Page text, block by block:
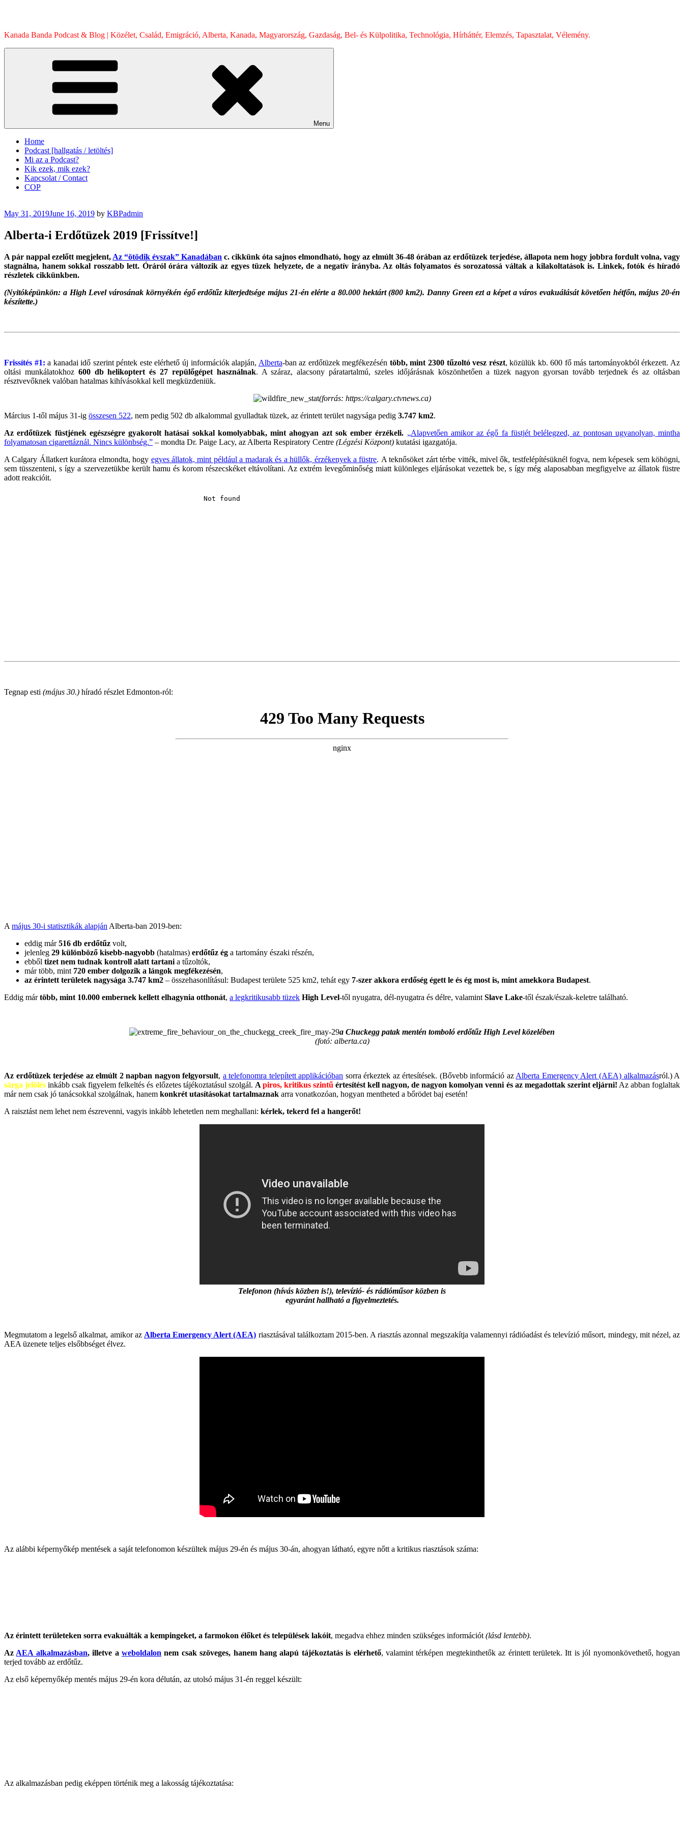
Kanada Banda Podcast & Blog | Közélet, Család, Emigráció, Alberta, Kanada, Magyarország, Gazdaság, Bel- és Külpolitika, Technológia, Hírháttér, Elemzés, Tapasztalat, Vélemény.
Menu
Home
Podcast [hallgatás / letöltés]
Mi az a Podcast?
Kik ezek, mik ezek?
Kapcsolat / Contact
COP
Posted
May 31, 2019June 16, 2019 by KBPadmin
Alberta-i Erdőtüzek 2019 [Frissítve!]
A pár nappal ezelőtt megjelent, Az “ötödik évszak” Kanadában c. cikkünk óta sajnos elmondható, hogy az elmúlt 36-48 órában az erdőtüzek terjedése, állapota nem hogy jobbra fordult volna, vagy
stagnálna, hanem sokkal rosszabb lett. Óráról órára változik az egyes tüzek helyzete, de a negatív irányba. Az oltás folyamatos és sorozatossá váltak a kilakoltatások is. Linkek, fotók és híradó
részletek cikkünkben.
(Nyitóképünkön: a High Level városának környékén égő erdőtűz kiterjedtsége május 21-én elérte a 80.000 hektárt (800 km2). Danny Green ezt a képet a város evakuálását követően hétfőn, május 20-én
készítette.)
Frissítés #1: a kanadai idő szerint péntek este elérhető új információk alapján, Alberta-ban az erdőtüzek megfékezésén több, mint 2300 tűzoltó vesz részt, közülük kb. 600 fő más tartományokból érkezett. Az
oltási munkálatokhoz 600 db helikoptert és 27 repülőgépet használnak. A száraz, alacsony páratartalmú, szeles időjárásnak köszönhetően a tüzek nagyon gyorsan tovább terjednek és az oltásban
résztvevőknek valóban hatalmas kihívásokkal kell megküzdeniük.
(forrás: https://calgary.ctvnews.ca)
Március 1-től május 31-ig összesen 522, nem pedig 502 db alkalommal gyulladtak tüzek, az érintett terület nagysága pedig 3.747 km2.
Az erdőtüzek füstjének egészségre gyakorolt hatásai sokkal komolyabbak, mint ahogyan azt sok ember érzékeli. „Alapvetően amikor az égő fa füstjét belélegzed, az pontosan ugyanolyan, mintha
folyamatosan cigarettáznál. Nincs különbség.” – mondta Dr. Paige Lacy, az Alberta Respiratory Centre (Légzési Központ) kutatási igazgatója.
A Calgary Állatkert kurátora elmondta, hogy egyes állatok, mint például a madarak és a hüllők, érzékenyek a füstre. A teknősöket zárt térbe vitték, mivel ők, testfelépítésüknél fogva, nem képesek sem köhögni,
sem tüsszenteni, s így a szervezetükbe került hamu és korom részecskéket eltávolítani. Az extrém levegőminőség miatt különleges eljárásokat vezettek be, s így még alaposabban megfigyelve az állatok füstre
adott reakcióit.
Tegnap esti (május 30.) híradó részlet Edmonton-ról:
A május 30-i statisztikák alapján Alberta-ban 2019-ben:
eddig már516 db erdőtűz volt,
jelenleg 29 különböző kisebb-nagyobb (hatalmas) erdőtűz ég a tartomány északi részén,
ebből tizet nem tudnak kontroll alatt tartani a tűzoltók,
már több, mint 720 ember dolgozik a lángok megfékezésén,
az érintett területek nagysága 3.747 km2 – összehasonlításul: Budapest területe 525 km2, tehát egy 7-szer akkora erdőség égett le és ég most is, mint amekkora Budapest.
Eddig mártöbb, mint 10.000 embernek kellett elhagynia otthonát, a legkritikusabb tüzek High Level-től nyugatra, dél-nyugatra és délre, valamint Slave Lake-től észak/észak-keletre található.
a Chuckegg patak mentén tomboló erdőtűz High Level közelében
(fotó: alberta.ca)
Az erdőtüzek terjedése az elmúlt 2 napban nagyon felgyorsult, a telefonomra telepített applikációban sorra érkeztek az értesítések. (Bővebb információ az Alberta Emergency Alert (AEA) alkalmazásról.) A
sárga jelölés inkább csak figyelem felkeltés és előzetes tájékoztatásul szolgál. A piros, kritikus szintű értesítést kell nagyon, de nagyon komolyan venni és az megadottak szerint eljárni! Az abban foglaltak
már nem csak jó tanácsokkal szolgálnak, hanem konkrét utasításokat tartalmaznak arra vonatkozóan, hogyan mentheted a bőrödet baj esetén!
A raisztást nem lehet nem észrevenni, vagyis inkább lehetetlen nem meghallani: kérlek, tekerd fel a hangerőt!
Telefonon (hívás közben is!), televízió- és rádióműsor közben is
egyaránt hallható a figyelmeztetés.
Megmutatom a legelső alkalmat, amikor az Alberta Emergency Alert (AEA) riasztásával találkoztam 2015-ben. A riasztás azonnal megszakítja valamennyi rádióadást és televízió műsort, mindegy, mit nézel, az
AEA üzenete teljes elsőbbséget élvez.
Az alábbi képernyőkép mentések a saját telefonomon készültek május 29-én és május 30-án, ahogyan látható, egyre nőtt a kritikus riasztások száma:
Az érintett területeken sorra evakuálták a kempingeket, a farmokon élőket és települések lakóit, megadva ehhez minden szükséges információt (lásd lentebb).
Az AEA alkalmazásban, illetve aweboldalon nem csak szöveges, hanem hang alapú tájékoztatás is elérhető, valamint térképen megtekinthetők az érintett területek. Itt is jól nyomonkövethető, hogyan
terjed tovább az erdőtűz.
Az első képernyőkép mentés május 29-én kora délután, az utolsó május 31-én reggel készült:
Az alkalmazásban pedig eképpen történik meg a lakosság tájékoztatása: